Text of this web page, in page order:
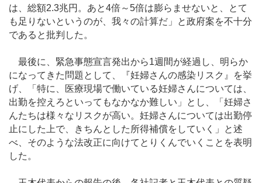
は、総額2.3兆円。あと4倍～5倍は膨らませないと、とて
も足りないというのが、我々の計算だ」と政府案を不十分
であると批判した。
最後に、緊急事態宣言発出から1週間が経過し、明らか
になってきた問題として、『妊婦さんの感染リスク』を挙
げ、「特に、医療現場で働いている妊婦さんについては、
出勤を控えろといってもなかなか難しい」とし、「妊婦さ
んたちは様々なリスクが高い。妊婦さんについては出勤停
止にした上で、きちんとした所得補償をしていく」と述
べ、そのような法改正に向けてとりくんでいくことを表明
した。